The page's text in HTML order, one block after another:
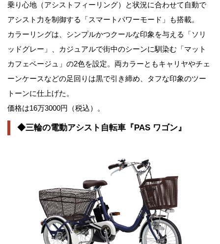
乗り心地（アシストフィーリング）と状況に合わせて自動で
アシスト力を制御する「スマートパワーモード」も搭載。
カラーリングは、シンプルかつクールな印象を与える「ソリ
ッドグレー」、カジュアルで街中のシーンに馴染む「マット
カフェベージュ」の2色を設定。両カラーともキャリヤやチェ
ーンケースなどの足回りは黒で引き締め、タフな印象のツー
トーンに仕上げた。
価格は16万3000円（税込）。
◆三輪の電動アシスト自転車『PAS ワゴン』